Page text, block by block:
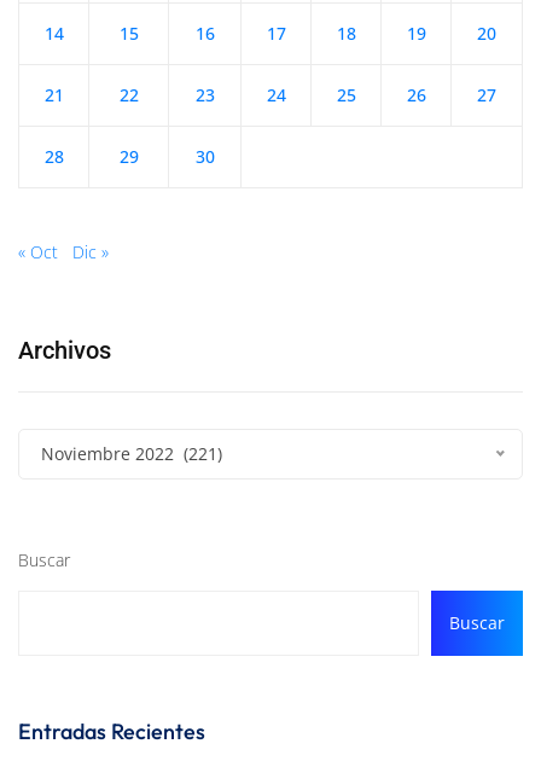
14 15 16 17 18 19 20
21 22 23 24 25 26 27
28 29 30
« Oct Dic »
Archivos
Noviembre 2022 (221)
Buscar
Buscar
Entradas Recientes